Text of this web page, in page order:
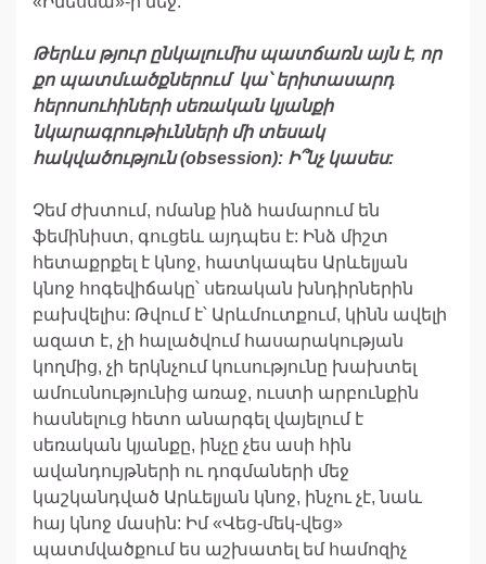
Թերևս թյուր ընկալումիս պատճառն այն է, որ
քո պատմւածքներում կա՝ երիտասարդ
հերոսուհիների սեռական կյանքի
նկարագրութիւնների մի տեսակ
հակվածություն(obsession): Ի՞նչ կասես:
Չեմ ժխտում, ոմանք ինձ համարում են
ֆեմինիստ, գուցեև այդպես է: Ինձ միշտ
հետաքրքել է կնոջ, հատկապես Արևելյան
կնոջ հոգեվիճակը՝ սեռական խնդիրներին
բախվելիս: Թվում է՝ Արևմուտքում, կինն ավելի
ազատ է, չի հալածվում հասարակության
կողմից, չի երկնչում կուսությունը խախտել
ամուսնությունից առաջ, ուստի արբունքին
հասնելուց հետո անարգել վայելում է
սեռական կյանքը, ինչը չես ասի հին
ավանդույթների ու դոգմաների մեջ
կաշկանդված Արևելյան կնոջ, ինչու չէ, նաև
հայ կնոջ մասին: Իմ «Վեց-մեկ-վեց»
պատմվածքում ես աշխատել եմ համոզիչ